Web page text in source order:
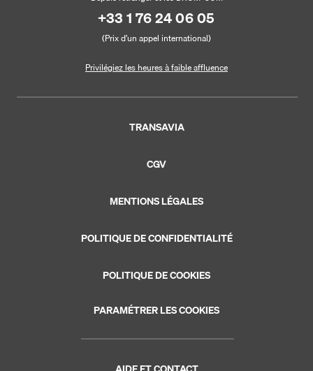
+33 1 76 24 06 05
(Prix d’un appel international)
Privilégiez les heures à faible affluence
TRANSAVIA
CGV
MENTIONS LÉGALES
POLITIQUE DE CONFIDENTIALITÉ
POLITIQUE DE COOKIES
PARAMÉTRER LES COOKIES